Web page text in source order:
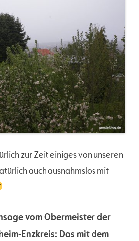
zur Zeit einiges von unseren
auch ausnahmslos mit
vom Obermeister der
Enzkreis: Das mit dem